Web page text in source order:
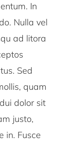
In
Nulla vel
ad litora
Sed
quam
dolor sit
justo,
in. Fusce